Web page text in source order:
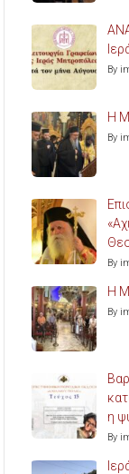
By
Η
By
By
Η
By
η
By